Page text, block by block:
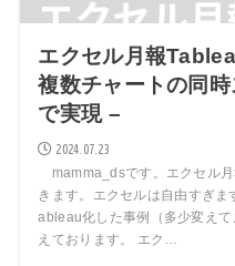
エクセル月報
複数チャートの同
で実現 –
2024.07.23
mamma_dsです。エクセル
きます。エクセルは自由すぎま
ableau化した事例（多少変え
えております。 エク…